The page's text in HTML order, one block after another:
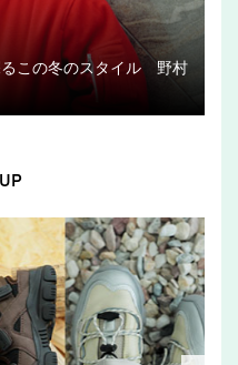
るこの冬のスタイル 野村